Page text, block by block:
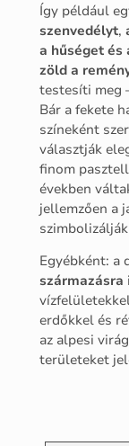
Így például
szenvedélyt,
a hűséget
zöld a
testesíti meg
Bár a fekete
színeként
választják
finom
években
jellemzően a
Egyébként: a
származásra
erdőkkel és
az alpesi
területeket